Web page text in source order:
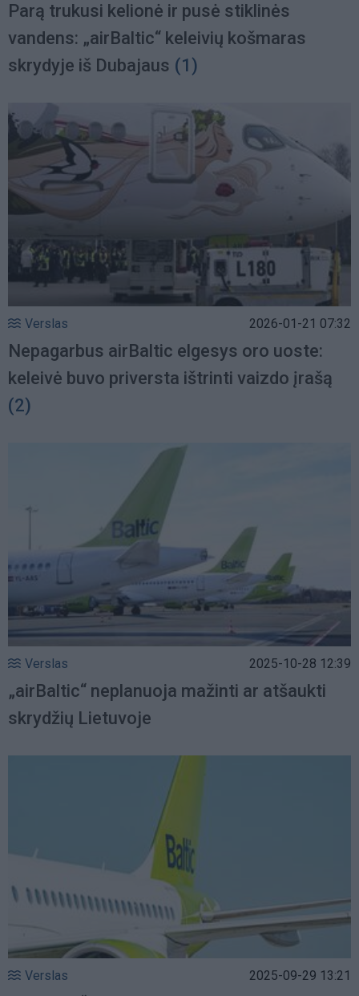
Parą trukusi kelionė ir pusė stiklinės
vandens: „airBaltic“ keleivių košmaras
skrydyje iš Dubajaus (1)
Verslas 2026-01-21 07:32
Nepagarbus airBaltic elgesys oro uoste:
keleivė buvo priversta ištrinti vaizdo įrašą
(2)
Verslas 2025-10-28 12:39
„airBaltic“ neplanuoja mažinti ar atšaukti
skrydžių Lietuvoje
Verslas 2025-09-29 13:21